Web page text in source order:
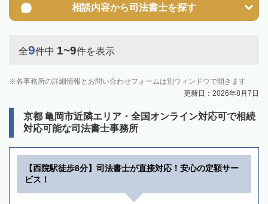
相談内容から司法書士を探す
全9件中 1~9件を表示
各事務所の詳細情報とお問い合わせフォームは別ウィンドウで開きます
更新日：2026年8月7日
京都 亀岡市近隣エリア・全国オンライン対応可で相続
対応可能な司法書士事務所
【西院駅徒歩8分】司法書士が直接対応！安心の定額サー
ビス！